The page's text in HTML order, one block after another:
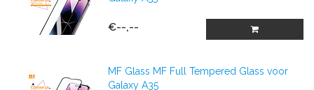
€--,--
MF Glass MF Full Tempered Glass voor
Galaxy A35